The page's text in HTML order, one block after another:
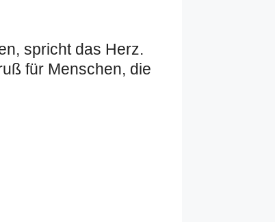
spricht das Herz.
für Menschen, die